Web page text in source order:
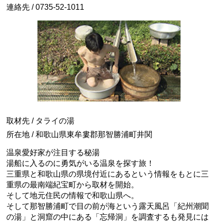
連絡先 / 0735-52-1011
取材先 / タライの湯
所在地 / 和歌山県東牟婁郡那智勝浦町井関
温泉愛好家が注目する秘湯
湯船に入るのに勇気がいる温泉を探す旅！
三重県と和歌山県の県境付近にあるという情報をもとに三
重県の最南端紀宝町から取材を開始。
そして地元住民の情報で和歌山県へ。
そして那智勝浦町で目の前が海という露天風呂「紀州潮聞
の湯」と洞窟の中にある「忘帰洞」を調査するも発見には